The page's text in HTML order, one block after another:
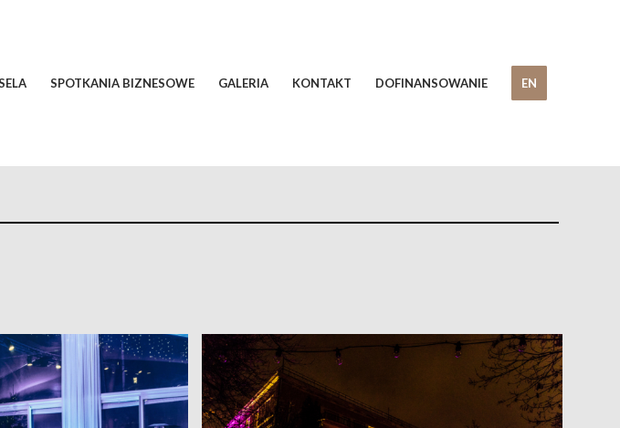
SPOTKANIA BIZNESOWE GALERIA KONTAKT DOFINANSOWANIE EN